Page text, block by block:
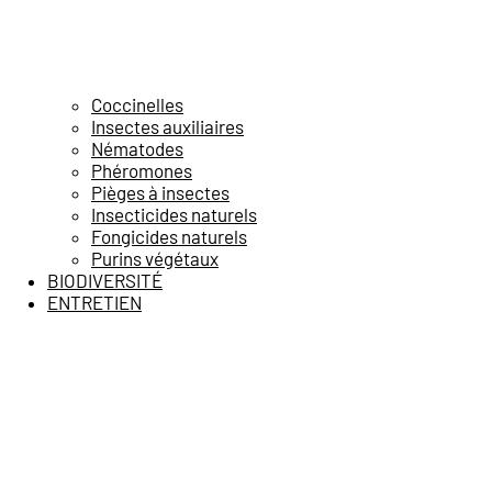
Coccinelles
Insectes auxiliaires
Nématodes
Phéromones
Pièges à insectes
Insecticides naturels
Fongicides naturels
Purins végétaux
BIODIVERSITÉ
ENTRETIEN